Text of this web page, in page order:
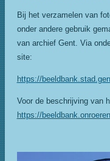
Bij het verzamelen van
onder andere gebruik
van archief Gent. Via
site:
https://
Voor de beschrijving van
https://